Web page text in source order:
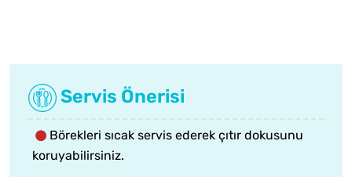
Servis Önerisi
Börekleri sıcak servis ederek çıtır dokusunu
koruyabilirsiniz.